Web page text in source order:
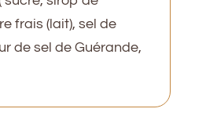
frais (lait), sel de
de sel de Guérande,